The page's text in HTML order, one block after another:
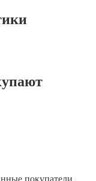
покупатели.